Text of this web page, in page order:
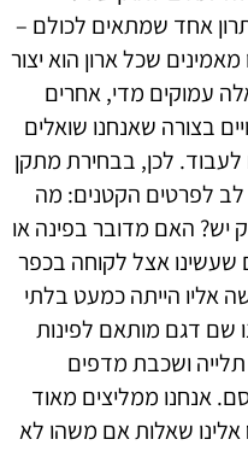
אחד שמתאים לכולם –
שכל ארון הוא יצור
עמוקים מדי, אחרים
בצורה שאנחנו שואלים
לכן, בבחירת מתקן
לב לפרטים הקטנים: מה
יש? האם מדובר בפינה או
שעשינו אצל לקוחה בכפר
אליו הייתה כמעט בלתי
שם דגם מותאם לפינות
תלייה ושכבת מדפים
אנחנו ממליצים מאוד
שאלות אם משהו לא